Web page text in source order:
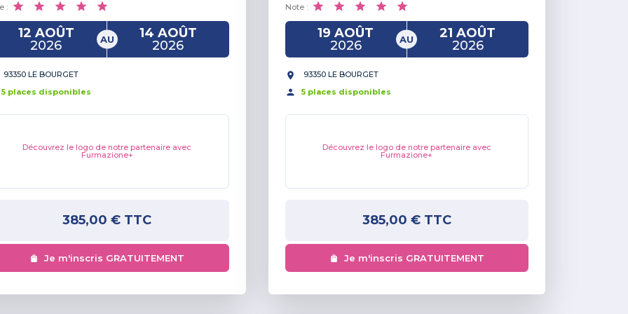
:
12 AOÛT
2026
AU
14 AOÛT
2026
93350 LE BOURGET
5 places disponibles
Découvrez le logo de notre partenaire avec
Furmazione+
385,00 € TTC
Je m'inscris GRATUITEMENT
Note :
19 AOÛT
2026
AU
21 AOÛT
2026
93350 LE BOURGET
5places disponibles
Découvrez le logo de notre partenaire avec
Furmazione+
385,00 €TTC
Je m'inscris GRATUITEMENT